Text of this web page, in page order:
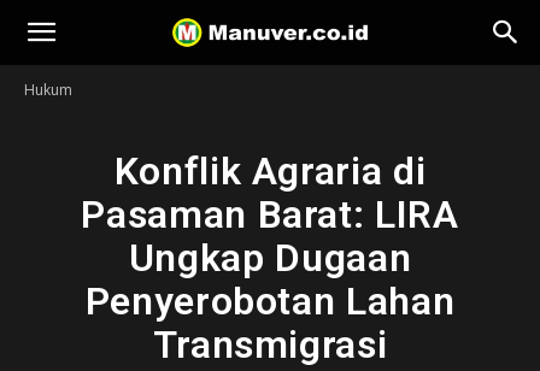
Manuver
Hukum
Konflik Agraria di
Pasaman Barat: LIRA
Ungkap Dugaan
Penyerobotan Lahan
Transmigrasi